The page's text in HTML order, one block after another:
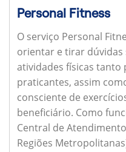
Personal Fitness
O serviço Personal
orientar e tirar
atividades físicas tanto
praticantes, assim
consciente de
beneficiário. Como
Central de
Regiões